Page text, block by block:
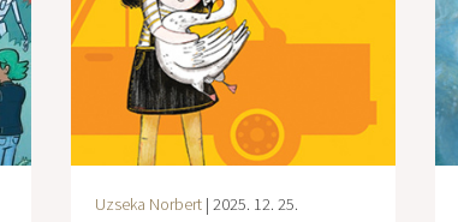
Uzseka Norbert| 2025. 12. 25.